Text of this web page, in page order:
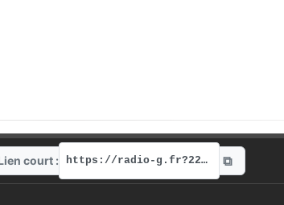
court : https://radio-g.fr?22216 ⧉